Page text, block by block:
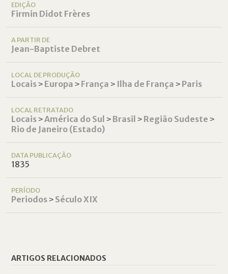
EDIÇÃO
Firmin Didot Frères
A PARTIR DE
Jean-Baptiste Debret
LOCAL DE PRODUÇÃO
Locais˃ Europa ˃ França ˃ Ilha de França ˃ Paris
LOCAL RETRATADO
Locais˃América do Sul ˃ Brasil ˃ Região Sudeste ˃
Rio de Janeiro (Estado)
DATA PUBLICAÇÃO
1835
PERÍODO
Periodos˃ Século XIX
ARTIGOS RELACIONADOS